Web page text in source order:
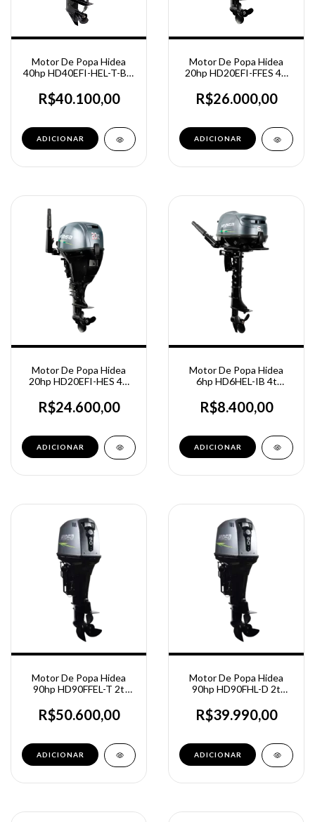
Motor De Popa Hidea
40hp HD40EFI-HEL-T-BT
Manche Big Tiller
R$40.100,00
Motor De Popa Hidea
20hp HD20EFI-FFES 4T
Comando a Distância
R$26.000,00
Motor De Popa Hidea
20hp HD20EFI-HES 4T
R$24.600,00
Motor De Popa Hidea
6hp HD6HEL-IB 4t
longa
R$8.400,00
Motor De Popa Hidea
90hp HD90FFEL-T 2t
Longa - Power Trim
R$50.600,00
Motor De Popa Hidea
90hp HD90FHL-D 2t
Longa
R$39.990,00